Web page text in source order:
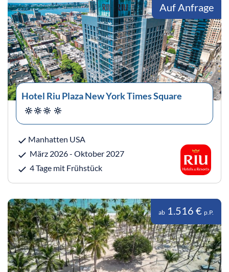
Auf Anfrage
Hotel Riu Plaza New York Times Square
Manhatten USA
März 2026 - Oktober 2027
4 Tage mit Frühstück
ab 1.516 € p.P.